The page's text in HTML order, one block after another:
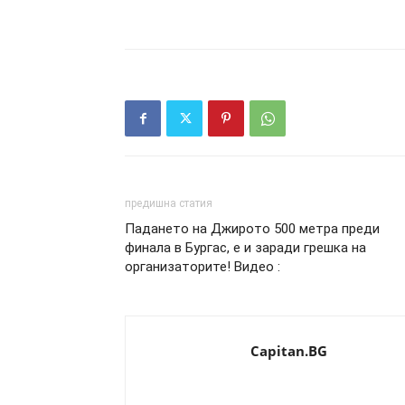
предишна статия
Падането на Джирото 500 метра преди
финала в Бургас, е и заради грешка на
организаторите! Видео :
Capitan.BG